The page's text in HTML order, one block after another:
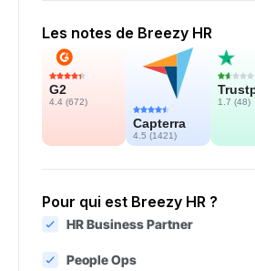
Les notes de Breezy HR
G2
4.4 (672)
Capterra
4.5 (1421)
1.7 (48)
Pour qui est Breezy HR ?
HR Business Partner
People Ops